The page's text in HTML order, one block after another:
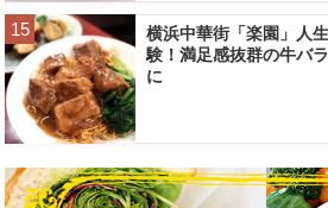
横浜中華街「楽園」人
験！満足感抜群の牛バ
に